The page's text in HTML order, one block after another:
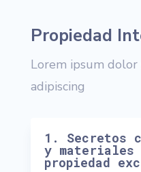
Propiedad
Lorem ipsum
adipiscing
1. Secretos
y materiales
propiedad